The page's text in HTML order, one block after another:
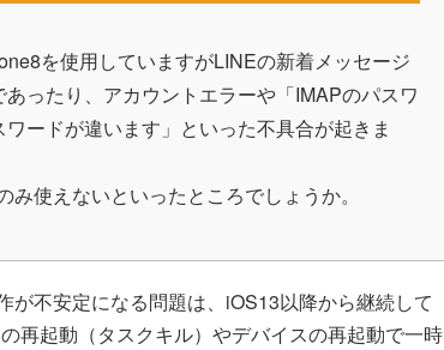
を使用していますがLINEの新着メッセージ
ったり、アカウントエラーや「IMAPのパスワ
ードが違います」といった不具合が起きま
使えないといったところでしょうか。
不安定になる問題は、iOS13以降から継続して
再起動（タスクキル）やデバイスの再起動で一時